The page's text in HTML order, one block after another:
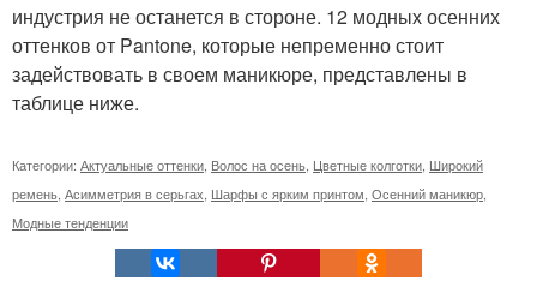
индустрия не останется в стороне. 12 модных осенних
оттенков от Pantone, которые непременно стоит
задействовать в своем маникюре, представлены в
таблице ниже.
Категории: Актуальные оттенки Волос на осень Цветные колготки Широкий
ремень Асимметрия в серьгах Шарфы с ярким принтом Осенний маникюр
Модные тенденции